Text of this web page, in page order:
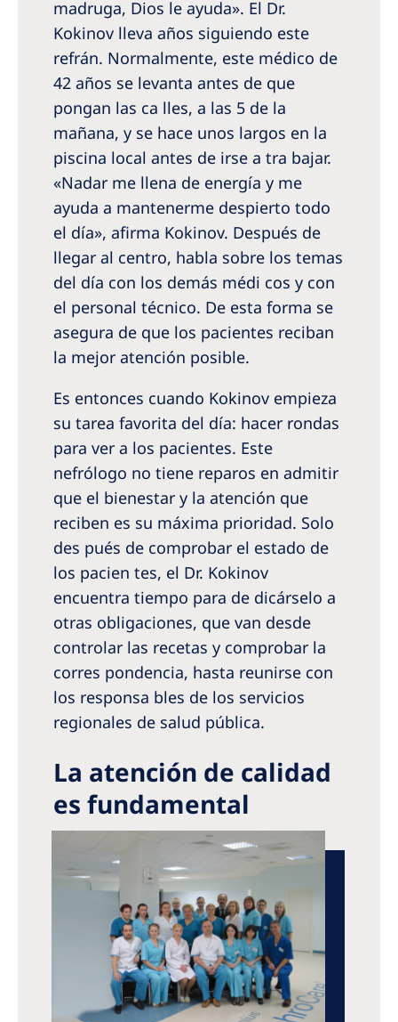
madruga, Dios le ayuda». El Dr.
Kokinov lleva años siguiendo este
refrán. Normalmente, este médico de
42 años se levanta antes de que
pongan las ca­ lles, a las 5 de la
mañana, y se hace unos largos en la
piscina local antes de irse a tra­ bajar.
«Nadar me llena de energía y me
ayuda a mantenerme despierto todo
el día», afirma Kokinov. Después de
llegar al centro, habla sobre los temas
del día con los demás médi­ cos y con
el personal técnico. De esta forma se
asegura de que los pacientes reciban
la mejor atención posible.
Es entonces cuando Kokinov empieza
su tarea favorita del día: hacer rondas
para ver a los pacientes. Este
nefrólogo no tiene reparos en admitir
que el bienestar y la atención que
reciben es su máxima prioridad. Solo
des­ pués de comprobar el estado de
los pacien­ tes, el Dr. Kokinov
encuentra tiempo para de­ dicárselo a
otras obligaciones, que van desde
controlar las recetas y comprobar la
corres­ pondencia, hasta reunirse con
los responsa­ bles de los servicios
regionales de salud pública.
La atención de calidad
es fundamental